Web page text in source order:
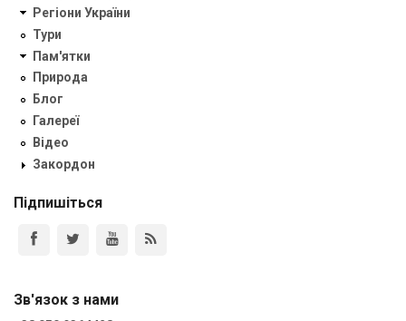
Регіони України
Тури
Пам'ятки
Природа
Блог
Галереї
Відео
Закордон
Підпишіться
Зв'язок з нами